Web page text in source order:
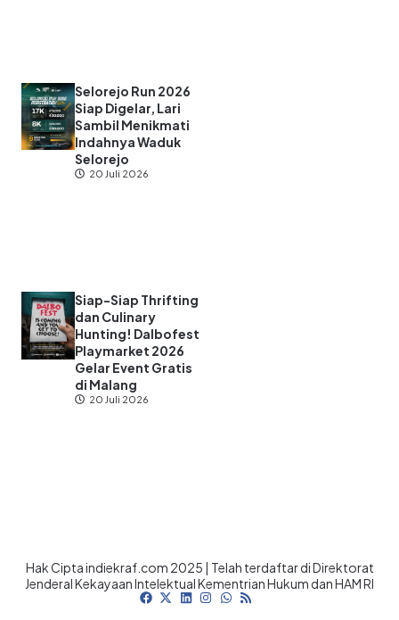
Selorejo Run 2026
Siap Digelar, Lari
Sambil Menikmati
Indahnya Waduk
Selorejo
20 Juli 2026
Siap-Siap Thrifting
dan Culinary
Hunting! Dalbofest
Playmarket 2026
Gelar Event Gratis
di Malang
20 Juli 2026
Hak Cipta indiekraf.com 2025 | Telah terdaftar di Direktorat
Jenderal Kekayaan Intelektual Kementrian Hukum dan HAM RI